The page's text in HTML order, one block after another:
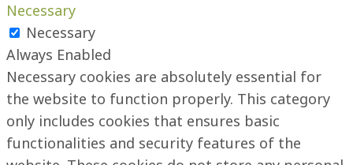
Necessary
Necessary
Always Enabled
Necessary cookies are absolutely essential for
the website to function properly. This category
only includes cookies that ensures basic
functionalities and security features of the